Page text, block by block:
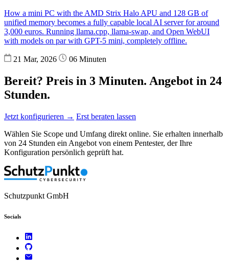
How a mini PC with the AMD Strix Halo APU and 128 GB of
unified memory becomes a fully capable local AI server for around
3,000 euros. Running llama.cpp, llama-swap, and Open WebUI
with models on par with GPT-5 mini, completely offline.
21 Mar, 2026 06 Minuten
Bereit? Preis in 3 Minuten. Angebot in 24
Stunden.
Jetzt konfigurieren → Erst beraten lassen
Wählen Sie Scope und Umfang direkt online. Sie erhalten innerhalb
von 24 Stunden ein Angebot von einem Pentester, der Ihre
Konfiguration persönlich geprüft hat.
Schutzpunkt GmbH
Socials